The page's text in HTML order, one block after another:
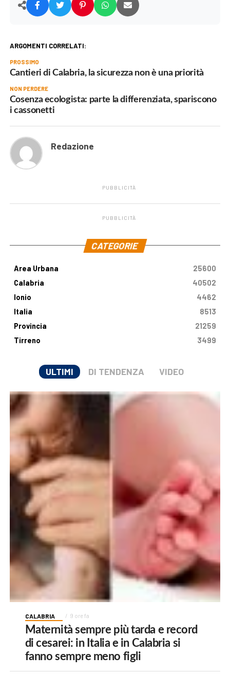
ARGOMENTI CORRELATI:
PROSSIMO
Cantieri di Calabria, la sicurezza non è una priorità
NON PERDERE
Cosenza ecologista: parte la differenziata, spariscono
i cassonetti
Redazione
PUBBLICITÀ
PUBBLICITÀ
CATEGORIE
Area Urbana
25600
Calabria
40502
Ionio
4462
Italia
8513
Provincia
21259
Tirreno
3499
ULTIMI DI TENDENZA VIDEO
CALABRIA 9 ore fa
Maternità sempre più tarda e record
di cesarei: in Italia e in Calabria si
fanno sempre meno figli